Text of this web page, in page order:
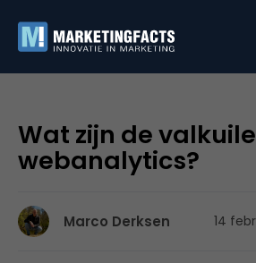
Wat zijn de
webanalytics?
Marco Derksen 14